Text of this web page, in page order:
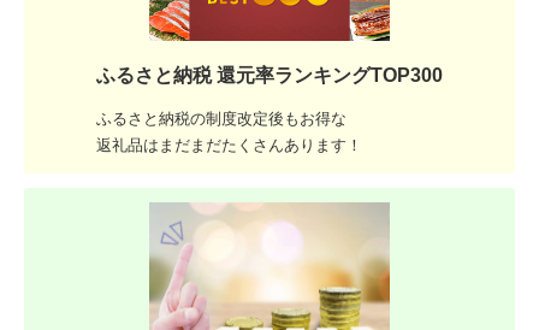
ふるさと納税 還元率ランキングTOP300
ふるさと納税の制度改定後もお得な
返礼品はまだまだたくさんあります！